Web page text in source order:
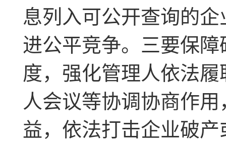
息列入可公开查询的
进公平竞争。三要保
度，强化管理人依法
人会议等协调协商作
益，依法打击企业破